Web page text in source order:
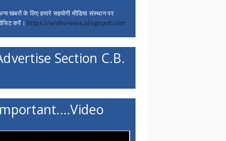
खबरों के लिए हमारे सहयोगी मीडिया संस्थान पर
करें। https://aniltvnews.blogspot.com
Section C.B.